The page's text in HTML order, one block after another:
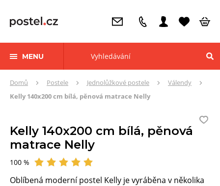
MENU
ZdeDomů Postele Jednolůžkové postele
Válendy
Kelly 140x200 cm bílá, pěnová matrace Nelly
Kelly 140x200 cm bílá, pěnová
matrace Nelly
Hodnocení
100 %
Oblíbená moderní postel Kelly je vyráběna v několika